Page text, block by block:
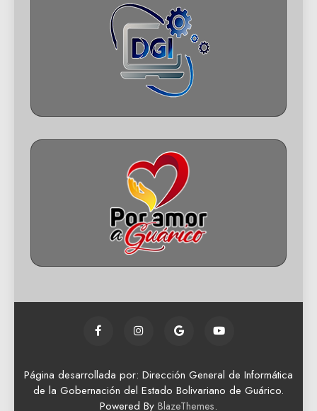
Página desarrollada por: Dirección General de Informática
de la Gobernación del Estado Bolivariano de Guárico.
Powered By BlazeThemes.